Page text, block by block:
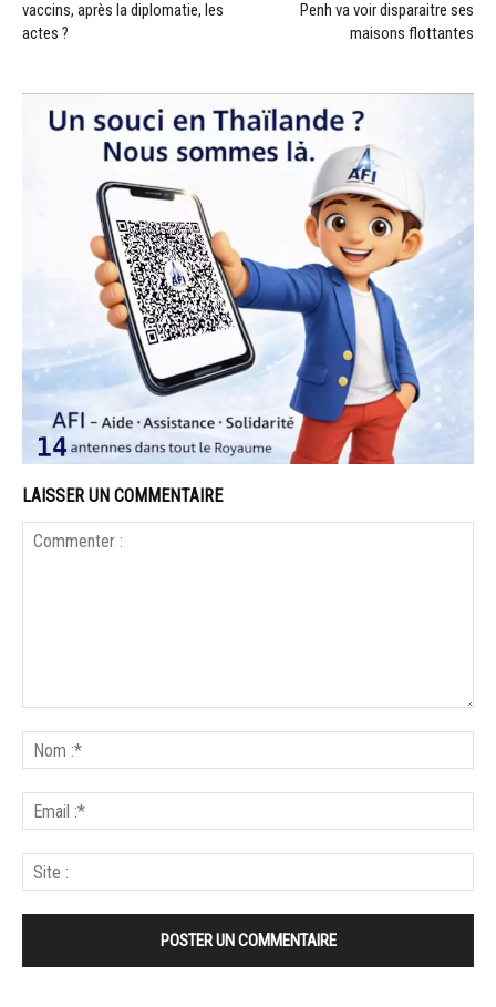
vaccins, après la diplomatie, les
actes ?
Penh va voir disparaitre ses
maisons flottantes
LAISSER UN COMMENTAIRE